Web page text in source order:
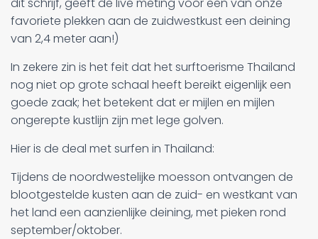
favoriete plekken aan de zuidwestkust een deining
van 2,4 meter aan!)
In zekere zin is het feit dat het surftoerisme Thailand
nog niet op grote schaal heeft bereikt eigenlijk een
goede zaak; het betekent dat er mijlen en mijlen
ongerepte kustlijn zijn met lege golven.
Hier is de deal met surfen in Thailand:
Tijdens de noordwestelijke moesson ontvangen de
blootgestelde kusten aan de zuid- en westkant van
het land een aanzienlijke deining, met pieken rond
september/oktober.